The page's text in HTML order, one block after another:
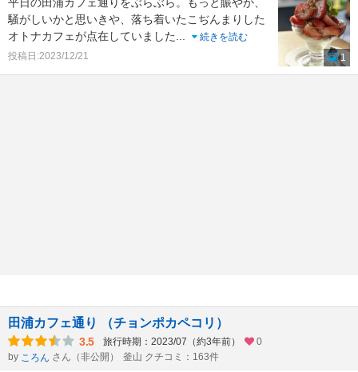
騒がしいかと思いきや、落ち着いたこぢんまりした
オトナカフェが点在していました
続きを読む
投稿日:2023/12/21
1
田浦カフェ通り （チョンポカペコリ）
3.5 旅行時期：2023/07（約3年前）
0
by ころん さん（非公開） 釜山 クチコミ：163件